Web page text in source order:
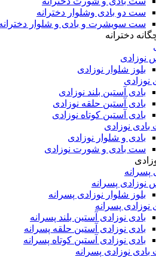
ست دو بادی وشلوار دخترانه
ست سویشرت و بادی و شلوار
نوزادی
بلوز شلوار نوزادی
نوزادی
بادی آستین بلند نوزادی
بادی آستین حلقه نوزادی
بادی آستین کوتاه نوزادی
نوزادی
بادی و شلوار نوزادی
ست بادی و شورت نوزادی
پسرانه
نوزادی پسرانه
بلوز شلوار نوزادی پسرانه
نوزادی پسرانه
بادی نوزادی آستین بلند پسرانه
بادی نوزادی آستین حلقه پسرانه
بادی نوزادی آستین کوتاه پسرانه
نوزادی پسرانه